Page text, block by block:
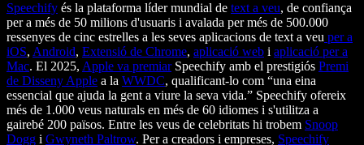
Speechify és la plataforma líder mundial de text a veu, de confiança
per a més de 50 milions d'usuaris i avalada per més de 500.000
ressenyes de cinc estrelles a les seves aplicacions de text a veu per a
iOS, Android, Extensió de Chrome, aplicació web i aplicació per a
Mac. El 2025, Apple va premiarSpeechify amb el prestigiós Premi
de Disseny Apple a la WWDC, qualificant-lo com “una eina
essencial que ajuda la gent a viure la seva vida.” Speechify ofereix
més de 1.000 veus naturals en més de 60 idiomes i s'utilitza a
gairebé 200 països. Entre les veus de celebritats hi trobem Snoop
Dogg i Gwyneth Paltrow. Per a creadors i empreses, Speechify